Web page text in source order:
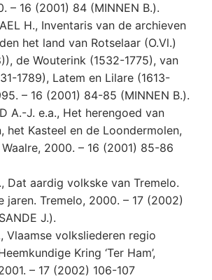
– 16 (2001) 84 (MINNEN B.).
H., Inventaris van de archieven
het land van Rotselaar (O.Vl.)
de Wouterink (1532-1775), van
1789), Latem en Lilare (1613-
– 16 (2001) 84-85 (MINNEN B.).
A.-J. e.a., Het herengoed van
het Kasteel en de Loondermolen,
2000. – 16 (2001) 85-86
Dat aardig volkske van Tremelo.
jaren. Tremelo, 2000. – 17 (2002)
J.).
Vlaamse volksliederen regio
Kring ‘Ter Ham’,
– 17 (2002) 106-107